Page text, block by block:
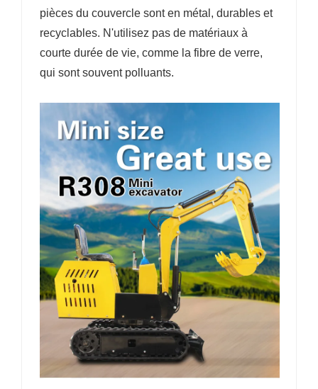
pièces du couvercle sont en métal, durables et
recyclables. N'utilisez pas de matériaux à
courte durée de vie, comme la fibre de verre,
qui sont souvent polluants.